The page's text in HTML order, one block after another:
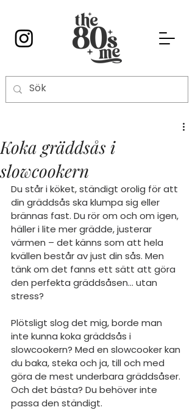
Koka gräddsås i
slowcookern
Du står i köket, ständigt orolig för att
din gräddsås ska klumpa sig eller
brännas fast. Du rör om och om igen,
häller i lite mer grädde, justerar
värmen – det känns som att hela
kvällen består av just din sås. Men
tänk om det fanns ett sätt att göra
den perfekta gräddsåsen... utan
stress?
Plötsligt slog det mig, borde man
inte kunna koka gräddsås i
slowcookern? Med en slowcooker kan
du baka, steka och ja, till och med
göra de mest underbara gräddsåser.
Och det bästa? Du behöver inte
passa den ständigt.